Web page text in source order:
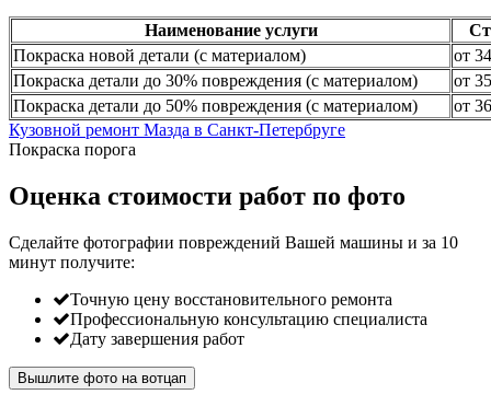
Наименование услуги
Покраска новой детали (с материалом)
от
Покраска детали до 30% повреждения (с материалом)
от
Покраска детали до 50% повреждения (с материалом)
от
Кузовной ремонт Мазда в Санкт-Петербруге
Покраска порога
Оценка стоимости работ по фото
Сделайте фотографии повреждений Вашей машины и за 10
минут получите:
Точную цену восстановительного ремонта
Профессиональную консультацию специалиста
Дату завершения работ
Вышлите фото на вотцап